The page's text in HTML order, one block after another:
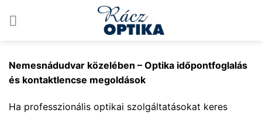
Nemesnádudvar közelében – Optika időpontfoglalás
és kontaktlencse megoldások
Ha professzionális optikai szolgáltatásokat keres